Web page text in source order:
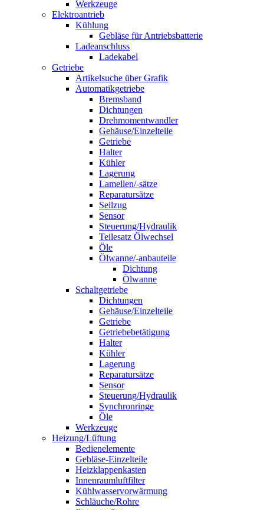
Werkzeuge
Elektroantrieb
Kühlung
Gebläse für Antriebsbatterie
Ladeanschluss
Ladekabel
Getriebe
Artikelsuche über Grafik
Automatikgetriebe
Bremsband
Dichtungen
Drehmomentwandler
Gehäuse/Einzelteile
Getriebe
Halter
Kühler
Lagerung
Lamellen/-sätze
Reparatursätze
Seilzug
Sensor
Steuerung/Hydraulik
Teilesatz Ölwechsel
Öle
Ölwanne/-anbauteile
Dichtung
Ölwanne
Schaltgetriebe
Dichtungen
Gehäuse/Einzelteile
Getriebe
Getriebebetätigung
Halter
Kühler
Lagerung
Reparatursätze
Sensor
Steuerung/Hydraulik
Synchronringe
Öle
Werkzeuge
Heizung/Lüftung
Bedienelemente
Gebläse-Einzelteile
Heizklappenkasten
Innenraumluftfilter
Kühlwasservorwärmung
Schläuche/Rohre